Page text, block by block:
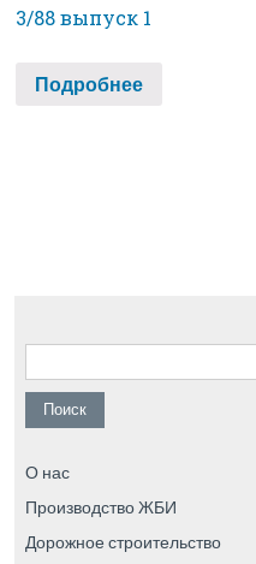
3/88 выпуск 1
Подробнее
Найти:
О нас
Производство ЖБИ
Дорожное строительство